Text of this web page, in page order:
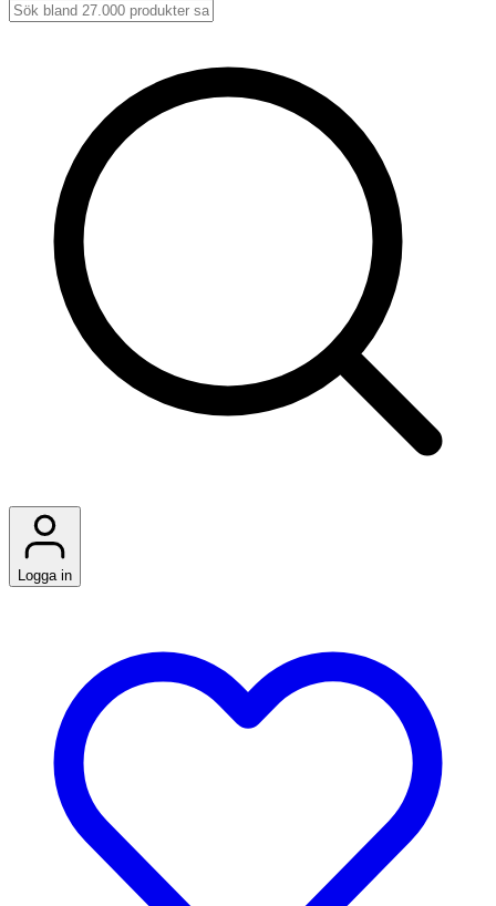
Logga in